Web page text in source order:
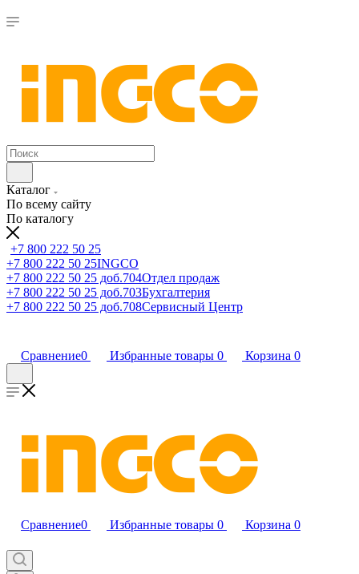
Каталог
По всему сайту
По каталогу
+7 800 222 50 25
+7 800 222 50 25INGCO
+7 800 222 50 25 доб.704Отдел продаж
+7 800 222 50 25 доб.703Бухгалтерия
+7 800 222 50 25 доб.708Сервисный Центр
Сравнение0 Избранные товары 0 Корзина 0
Сравнение0 Избранные товары 0 Корзина 0